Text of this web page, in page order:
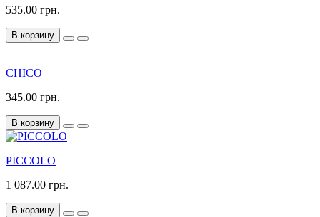
535.00 грн.
В корзину
CHICO
345.00 грн.
В корзину
PICCOLO
1 087.00 грн.
В корзину